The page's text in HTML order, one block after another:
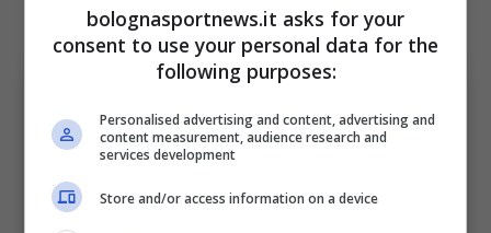
intenzionati a riportarlo in Italia.
bolognasportnews.it asks for your
consent to use your personal data for the
following purposes:
Personalised advertising and content, advertising and
content measurement, audience research and
services development
Store and/or access information on a device